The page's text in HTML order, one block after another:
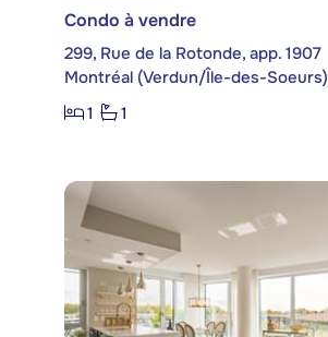
Condo à vendre
299, Rue de la Rotonde, app. 1907
Montréal (Verdun/Île-des-Soeurs)
1
1